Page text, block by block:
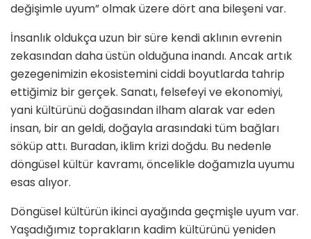
değişimle uyum” olmak üzere dört ana bileşeni var.
İnsanlık oldukça uzun bir süre kendi aklının evrenin
zekasından daha üstün olduğuna inandı. Ancak artık
gezegenimizin ekosistemini ciddi boyutlarda tahrip
ettiğimiz bir gerçek. Sanatı, felsefeyi ve ekonomiyi,
yani kültürünü doğasından ilham alarak var eden
insan, bir an geldi, doğayla arasındaki tüm bağları
söküp attı. Buradan, iklim krizi doğdu. Bu nedenle
döngüsel kültür kavramı, öncelikle doğamızla uyumu
esas alıyor.
Döngüsel kültürün ikinci ayağında geçmişle uyum var.
Yaşadığımız toprakların kadim kültürünü yeniden